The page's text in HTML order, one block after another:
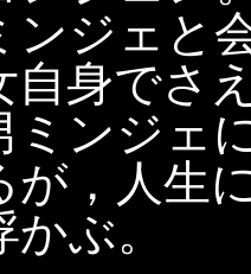
ンジェと
自身でさ
ミンジェ
が，人生
ぶ。